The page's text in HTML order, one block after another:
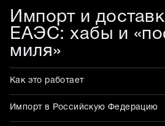
Импорт и
ЕАЭС: хабы и
миля»
Как это работает
Импорт в Российскую Федерацию